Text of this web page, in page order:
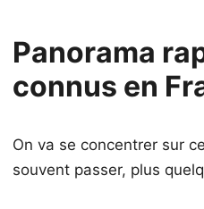
Panorama
connus en
On va se concentrer sur
souvent passer, plus